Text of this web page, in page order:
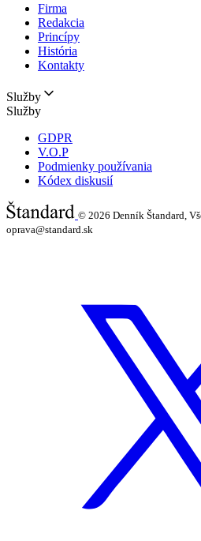
Firma
Redakcia
Princípy
História
Kontakty
Služby
Služby
GDPR
V.O.P
Podmienky používania
Kódex diskusií
© 2026 Denník Štandard,
oprava@standard.sk